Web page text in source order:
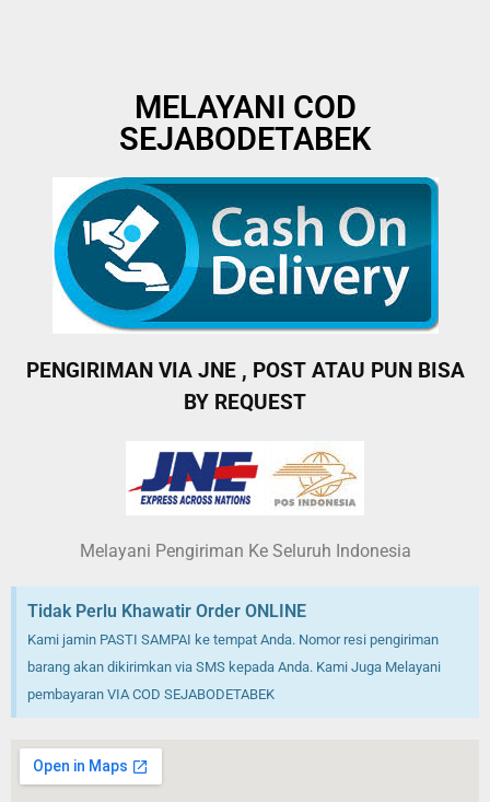
MELAYANI COD
SEJABODETABEK
PENGIRIMAN VIA JNE , POST ATAU PUN BISA
BY REQUEST
Melayani Pengiriman Ke Seluruh Indonesia
Tidak Perlu Khawatir Order ONLINE
Kami jamin PASTI SAMPAI ke tempat Anda. Nomor resi pengiriman
barang akan dikirimkan via SMS kepada Anda. Kami Juga Melayani
pembayaran VIA COD SEJABODETABEK